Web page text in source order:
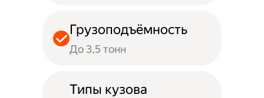
Грузоподъёмность
До 3,5 тонн
Типы кузова